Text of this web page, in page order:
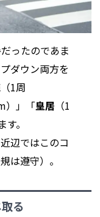
ったのであま
ダウン両方を
（1周
）」「皇居 （1
。
辺ではこのコ
は遵守）。
る